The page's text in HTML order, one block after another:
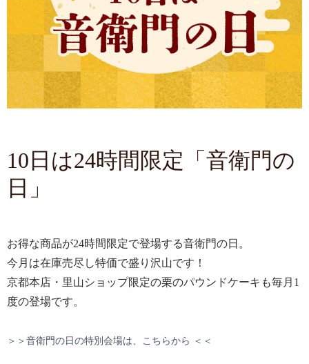
10日は24時間限定「音衛門の
日」
お得な商品が24時間限定で登場する音衛門の日。
今月は在庫売尽し特価で盛り沢山です！
京都本店・里山ショップ限定の栗のパウンドケーキも毎月1
度の登場です。
＞＞音衛門の日の特別会場は、こちらから ＜＜